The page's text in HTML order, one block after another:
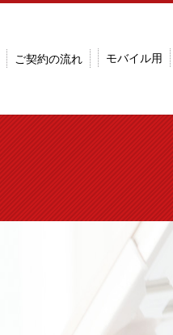
ご契約の流れ モバイル用